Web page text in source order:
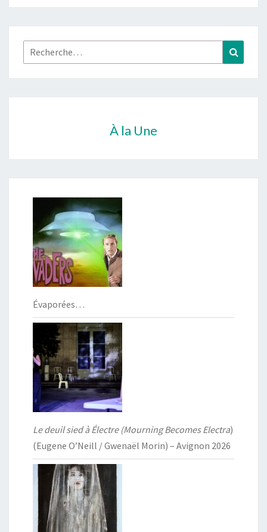
Rechercher :
À la Une
Évaporées…
Le deuil sied à Électre (Mourning Becomes Electra)
(Eugene O’Neill / Gwenaël Morin) – Avignon 2026